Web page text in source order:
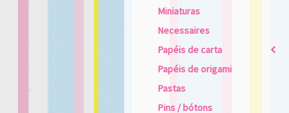
Miniaturas
Necessaires
Papéis de carta
2
Papéis de origami
Pastas
Pins / bótons